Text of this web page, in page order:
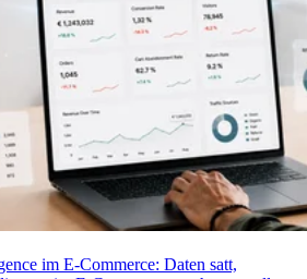
im E-Commerce: Daten satt,